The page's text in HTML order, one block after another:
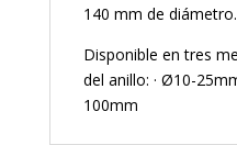
140 mm de diámetro.
Disponible en tres
del anillo: · Ø10-
100mm